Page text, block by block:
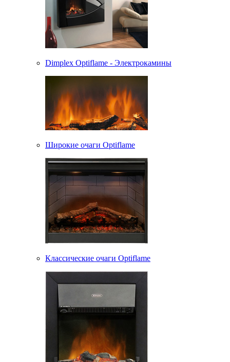
Dimplex Optiflame - Электрокамины
Широкие очаги Optiflame
Классические очаги Optiflame